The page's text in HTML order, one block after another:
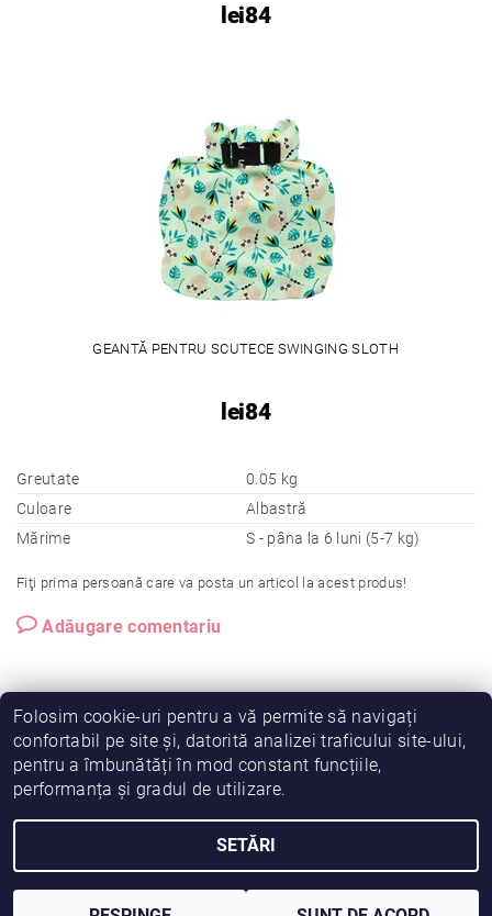
lei84
GEANTĂ PENTRU SCUTECE SWINGING SLOTH
lei84
Greutate
0.05 kg
Culoare
Albastră
Mărime
S - pâna la 6 luni (5-7 kg)
Fiţi prima persoană care va posta un articol la acest produs!
Adăugare comentariu
Vreau să fiu partener! Termeni și condiții
Prelucrarea datelor
2026 © Fiimama, toate drepturile rezervate
Creat de Shoptet
Folosim cookie-uri pentru a vă permite să navigați
confortabil pe site și, datorită analizei traficului site-ului,
pentru a îmbunătăți în mod constant funcțiile,
performanța și gradul de utilizare.
SETĂRI